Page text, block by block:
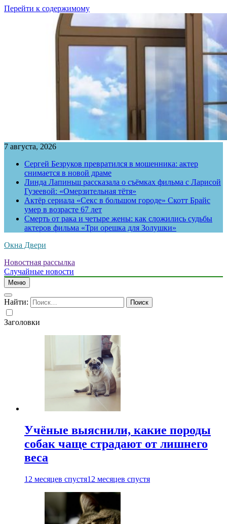
Перейти к содержимому
7 августа, 2026
Сергей Безруков превратился в мошенника: актер
снимается в новой драме
Линда Лапиньш рассказала о съёмках фильма с Ларисой
Гузеевой: «Омерзительная тётя»
Актёр сериала «Секс в большом городе» Скотт Брайс
умер в возрасте 67 лет
Смерть от рака и четыре жены: как сложились судьбы
актеров фильма «Три орешка для Золушки»
Окна Двери
Новостная рассылка
Случайные новости
Меню
Найти:
Заголовки
Учёные выяснили, какие породы
собак чаще страдают от лишнего
веса
12 месяцев спустя12 месяцев спустя